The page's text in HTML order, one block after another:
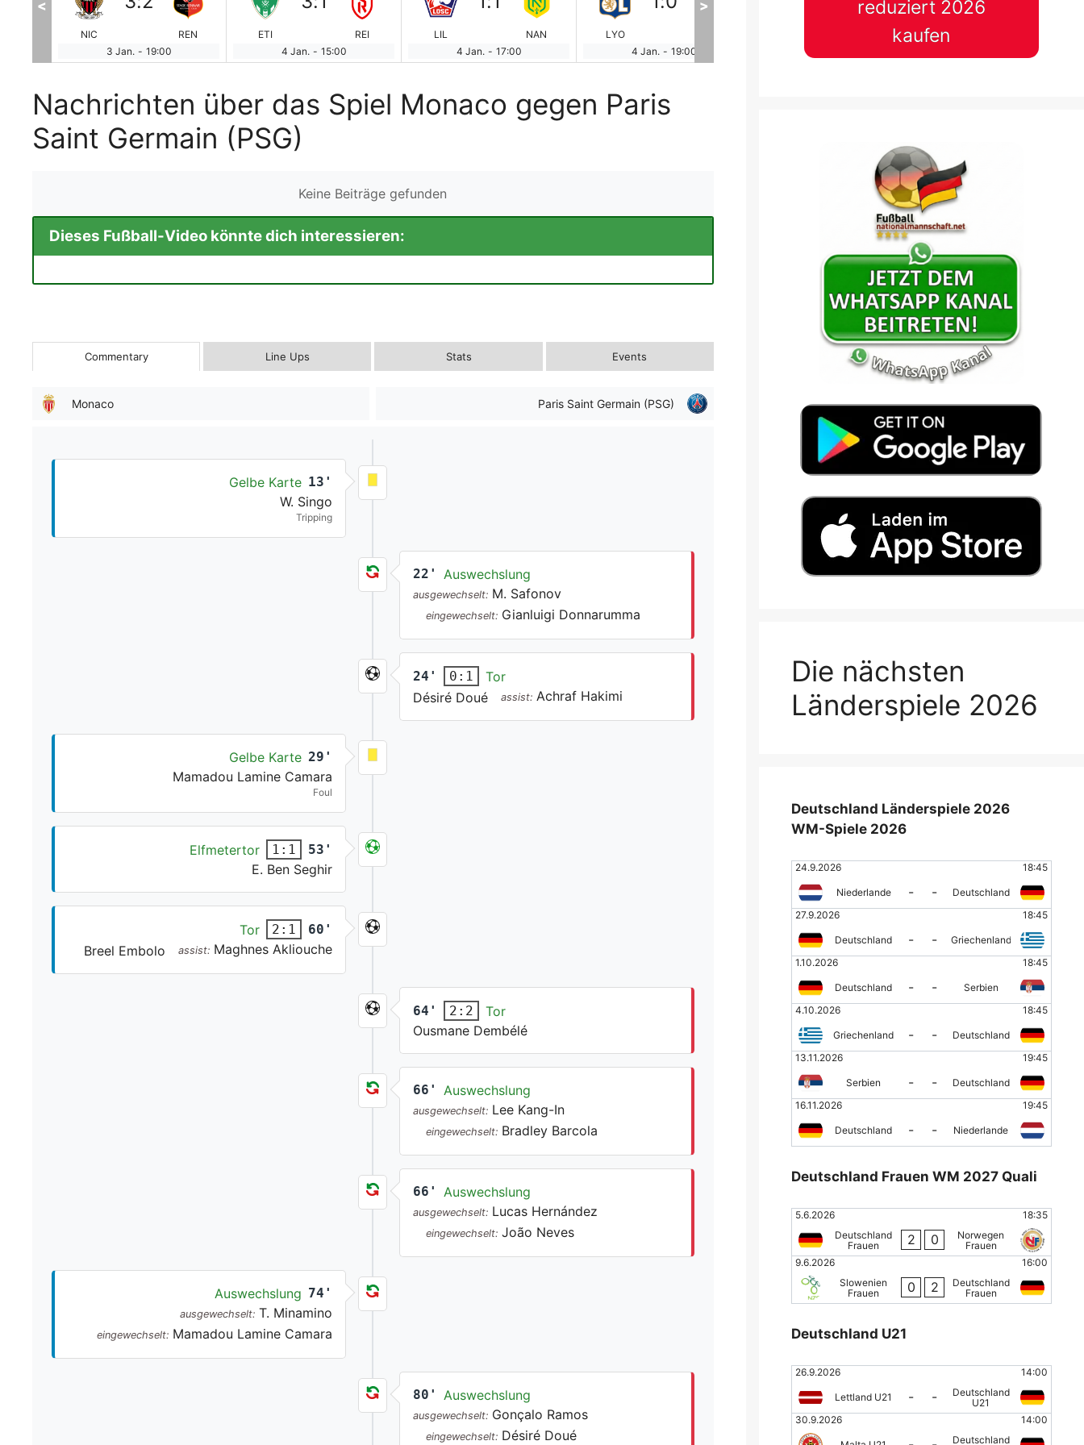
NIC
REN
3 Jan. - 19:00
ETI
REI
4 Jan. - 15:00
LIL
NAN
4 Jan. - 17:00
LYO
4 Jan. - 19:00
TOU
5 Jan.
13:00
< >
Nachrichten über das Spiel Monaco gegen Paris
Saint Germain (PSG)
Keine Beiträge gefunden
Dieses Fußball-Video könnte dich interessieren:
Commentary Line Ups Stats Events
Monaco Paris Saint Germain (PSG)
Gelbe Karte 13'
W. Singo
Tripping
22' Auswechslung
ausgewechselt: M. Safonov
eingewechselt: Gianluigi Donnarumma
24' 0:1
Tor
Désiré Doué
assist:Achraf Hakimi
Gelbe Karte 29'
Mamadou Lamine Camara
Foul
Elfmetertor 1:1 53'
E. Ben Seghir
Tor 2:1 60'
Breel Embolo assist: Maghnes Akliouche
64' 2:2
Tor
Ousmane Dembélé
66' Auswechslung
ausgewechselt: Lee Kang-In
eingewechselt: Bradley Barcola
66' Auswechslung
ausgewechselt: Lucas Hernández
eingewechselt: João Neves
Auswechslung 74'
ausgewechselt: T. Minamino
eingewechselt: Mamadou Lamine Camara
80' Auswechslung
ausgewechselt: Gonçalo Ramos
eingewechselt: Désiré Doué
reduziert 2026
kaufen
Die nächsten
Länderspiele 2026
Deutschland Länderspiele 2026
WM-Spiele 2026
24.9.2026 18:45
Niederlande - -
Deutschland
27.9.2026
18:45
Deutschland - -
Griechenland
1.10.2026
18:45
Deutschland - -
Serbien
4.10.2026
18:45
Griechenland - -
Deutschland
13.11.2026
19:45
Serbien - -
Deutschland
16.11.2026
19:45
Deutschland - - Niederlande
Deutschland Frauen WM 2027 Quali
5.6.2026
18:35
Deutschland
Frauen
2 0
Norwegen
Frauen
9.6.2026
16:00
Slowenien
Frauen
0 2
Deutschland
Frauen
Deutschland U21
26.9.2026 14:00
Lettland U21 - -
Deutschland
U21
30.9.2026
14:00
Deutschland